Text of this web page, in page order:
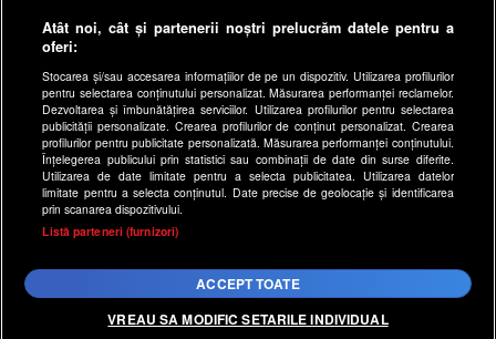
SHARE PE FACEBOOK SHARE PE WHATSAPP
spynews.ro
useit.ro
retetefeldefel.ro
zutv.ro
Trends AntenaPLAY
AntenaPLAY
Acest site este creat si administrat de Digital Antena Group.
Atât noi, cât și partenerii noștri prelucrăm datele pentru a
oferi:
Stocarea și/sau accesarea informațiilor de pe un dispozitiv. Utilizarea profilurilor
pentru selectarea conținutului personalizat. Măsurarea performanței reclamelor.
Dezvoltarea și îmbunătățirea serviciilor. Utilizarea profilurilor pentru selectarea
publicității personalizate. Crearea profilurilor de conținut personalizat. Crearea
profilurilor pentru publicitate personalizată. Măsurarea performanței conținutului.
Înțelegerea publicului prin statistici sau combinații de date din surse diferite.
Utilizarea de date limitate pentru a selecta publicitatea. Utilizarea datelor
limitate pentru a selecta conținutul. Date precise de geolocație și identificarea
prin scanarea dispozitivului.
Listă parteneri (furnizori)
ACCEPT TOATE
VREAU SA MODIFIC SETARILE INDIVIDUAL